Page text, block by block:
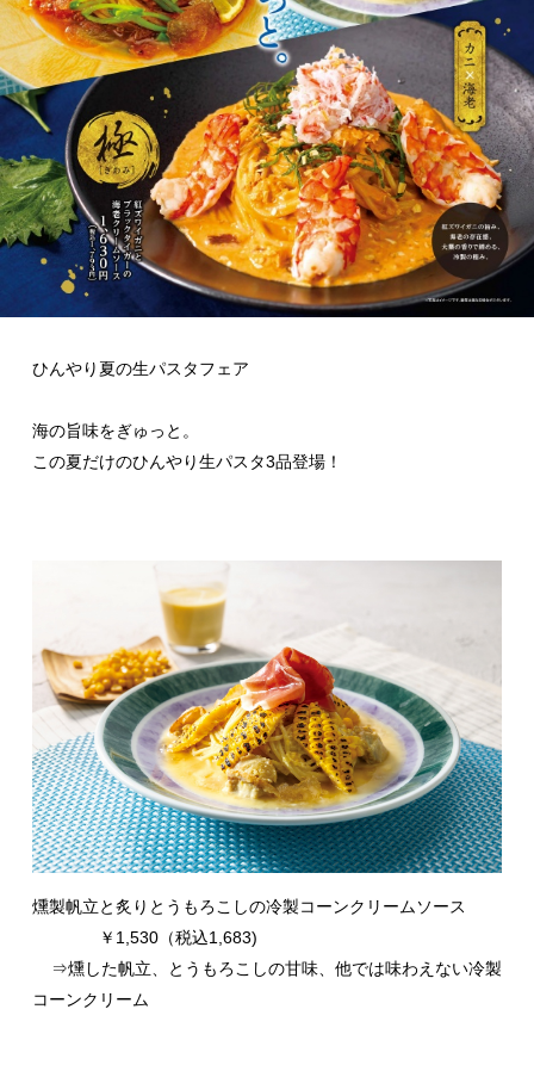
ひんやり夏の生パスタフェア
海の旨味をぎゅっと。
この夏だけのひんやり生パスタ3品登場！
燻製帆立と炙りとうもろこしの冷製コーンクリームソース
￥1,530（税込1,683)
⇒燻した帆立、とうもろこしの甘味、他では味わえない冷製
コーンクリーム